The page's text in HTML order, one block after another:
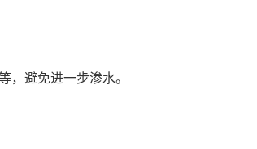
，避免进一步渗水。